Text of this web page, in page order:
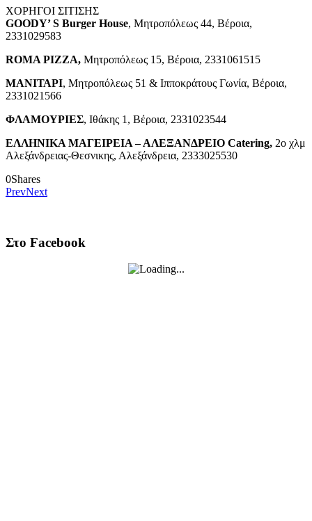
ΧΟΡΗΓΟΙ ΣΙΤΙΣΗΣ
GOODY’ S Burger House, Μητροπόλεως 44, Βέροια,
2331029583
ROMA PIZZA, Μητροπόλεως 15, Βέροια, 2331061515
ΜΑΝΙΤΑΡΙ, Μητροπόλεως 51 & Ιπποκράτους Γωνία, Βέροια,
2331021566
ΦΛΑΜΟΥΡΙΕΣ, Ιθάκης 1, Βέροια, 2331023544
ΕΛΛΗΝΙΚΑ ΜΑΓΕΙΡΕΙΑ – ΑΛΕΞΑΝΔΡΕΙΟ Catering, 2ο χλμ
Αλεξάνδρειας-Θεσνικης, Αλεξάνδρεια, 2333025530
0Shares
PrevNext
Στο Facebook